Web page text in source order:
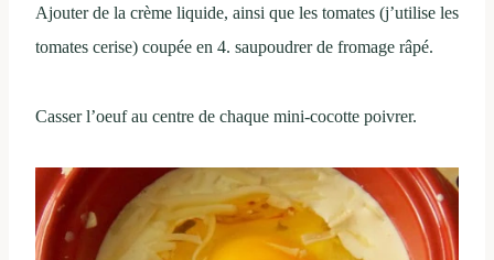
Ajouter de la crème liquide, ainsi que les tomates (j’utilise les
tomates cerise) coupée en 4. saupoudrer de fromage râpé.
Casser l’oeuf au centre de chaque mini-cocotte poivrer.